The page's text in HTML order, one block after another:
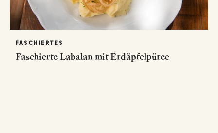
FASCHIERTES
Faschierte Labalan mit Erdäpfelpüree